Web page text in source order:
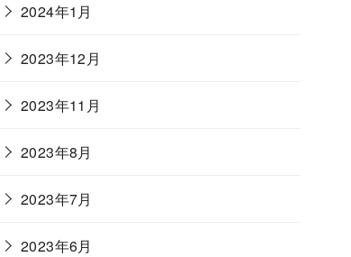
2024年1月
2023年12月
2023年11月
2023年8月
2023年7月
2023年6月